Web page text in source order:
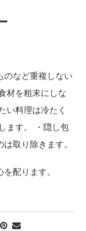
のなど重複しない
材を粗末にしな
い料理は冷たく
ます。 ・隠し包
取り除きます。
配ります。